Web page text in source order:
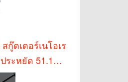
กู๊ตเตอร์เนโอเร
ระหยัด 51.1